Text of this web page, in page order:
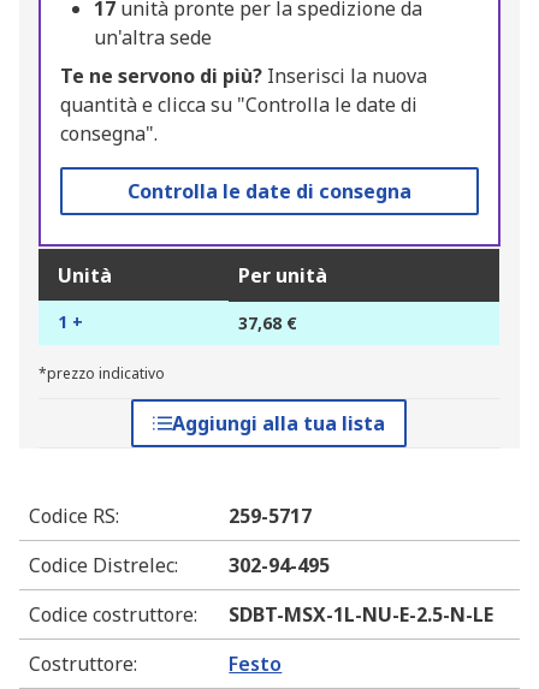
17 unità pronte per la spedizione da
un'altra sede
Te ne servono di più? Inserisci la nuova
quantità e clicca su "Controlla le date di
consegna".
Controlla le date di consegna
Unità Per unità
1 + 37,68 €
*prezzo indicativo
Aggiungi alla tua lista
Codice RS:
259-5717
Codice Distrelec:
302-94-495
Codice costruttore:
SDBT-MSX-1L-NU-E-2.5-N-LE
Costruttore: Festo